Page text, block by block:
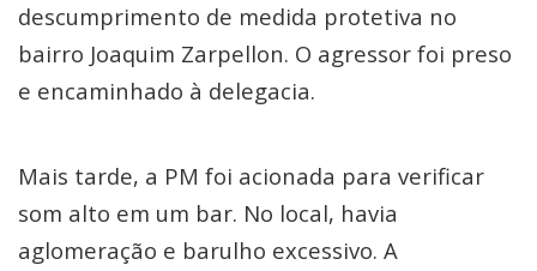
descumprimento de medida protetiva no
bairro Joaquim Zarpellon. O agressor foi preso
e encaminhado à delegacia.
Mais tarde, a PM foi acionada para verificar
som alto em um bar. No local, havia
aglomeração e barulho excessivo. A